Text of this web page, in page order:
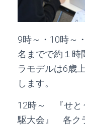
9時～・ 10時～・
名までで約１時
ラモデルは6歳
します。
12時～ 『せと
駆大会』 各ク